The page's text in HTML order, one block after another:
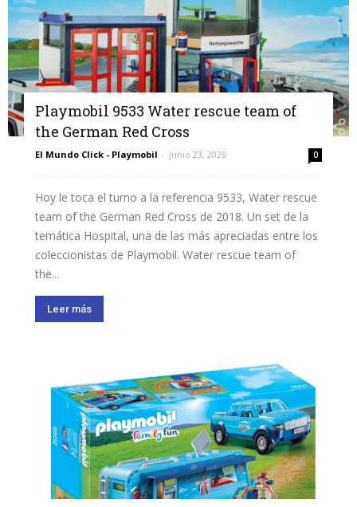
Playmobil 9533 Water rescue team of
the German Red Cross
El Mundo Click - Playmobil - junio 23, 2026 0
Hoy le toca el turno a la referencia 9533, Water rescue
team of the German Red Cross de 2018. Un set de la
temática Hospital, una de las más apreciadas entre los
coleccionistas de Playmobil. Water rescue team of
the...
Leer más